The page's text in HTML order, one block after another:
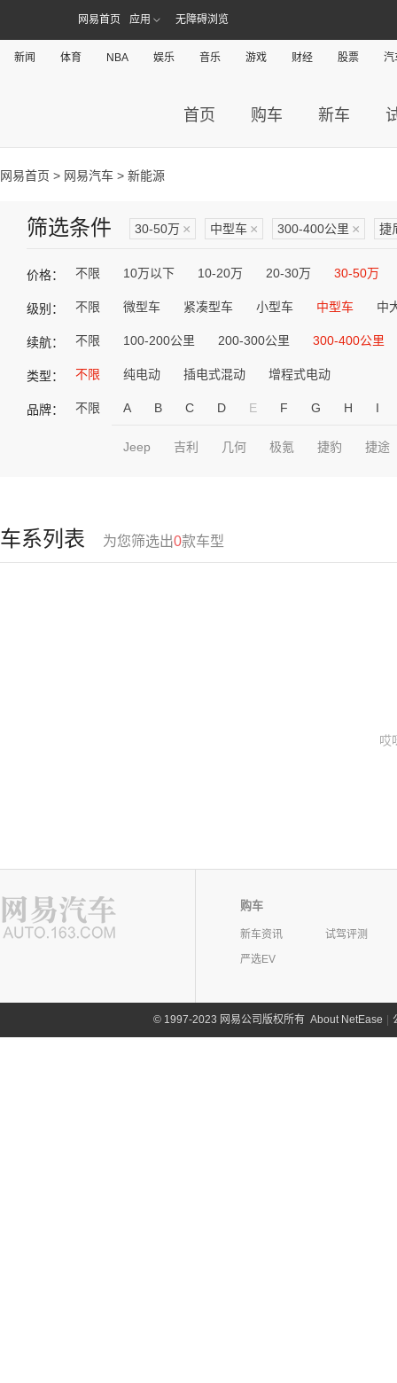
网易首页 应用 无障碍浏览
新闻 体育 NBA 娱乐 音乐 游戏 财经 股票 汽
首页 购车 新车
网易首页 > 网易汽车 > 新能源
筛选条件 30-50万 × 中型车 × 300-400公里 × 捷
价格： 不限 10万以下 10-20万 20-30万 30-50万
级别： 不限 微型车 紧凑型车 小型车 中型车 中
续航： 不限 100-200公里 200-300公里 300-400公里
类型： 不限 纯电动 插电式混动 增程式电动
品牌： 不限 A B C D E F G H I
Jeep 吉利 几何 极氪 捷豹 捷途
车系列表 为您筛选出0款车型
哎
购车
新车资讯
试驾评测
严选EV
©1997-2023 网易公司版权所有 About NetEase